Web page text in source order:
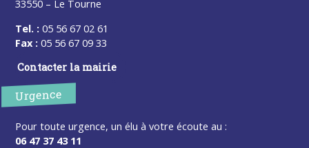
33550 – Le Tourne
Tel. : 05 56 67 02 61
Fax : 05 56 67 09 33
Contacter la mairie
Urgence
Pour toute urgence, un élu à votre écoute au :
06 47 37 43 11